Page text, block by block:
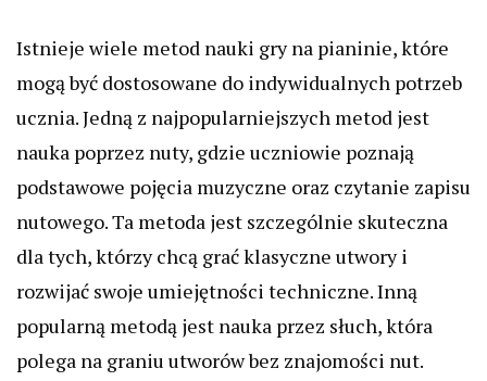
Istnieje wiele metod nauki gry na pianinie, które
mogą być dostosowane do indywidualnych potrzeb
ucznia. Jedną z najpopularniejszych metod jest
nauka poprzez nuty, gdzie uczniowie poznają
podstawowe pojęcia muzyczne oraz czytanie zapisu
nutowego. Ta metoda jest szczególnie skuteczna
dla tych, którzy chcą grać klasyczne utwory i
rozwijać swoje umiejętności techniczne. Inną
popularną metodą jest nauka przez słuch, która
polega na graniu utworów bez znajomości nut.